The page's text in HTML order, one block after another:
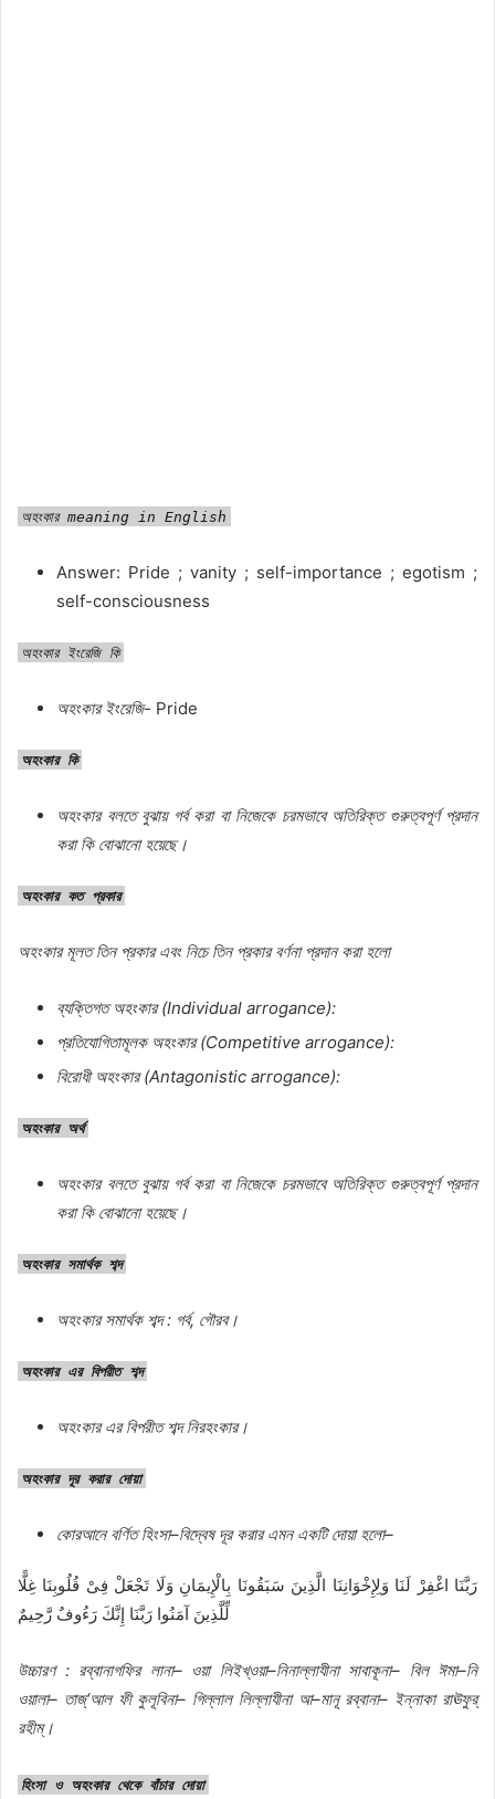
অহংকারmeaning in English
Answer: Pride ; vanity ; self-importance ; egotism ;
self-consciousness
অহংকার ইংরেজি কি
অহংকার ইংরেজি- Pride
অহংকার কি
অহংকার বলতে বুঝায় গর্ব করা বা নিজেকে চরমভাবে অতিরিক্ত গুরুত্বপূর্ণ প্রদান
করা কি বোঝানো হয়েছে।
অহংকার কত প্রকার
অহংকার মূলত তিন প্রকার এবং নিচে তিন প্রকার বর্ণনা প্রদান করা হলো
ব্যক্তিগত অহংকার(Individual arrogance):
প্রতিযোগিতামূলক অহংকার(Competitive arrogance):
বিরোধী অহংকার(Antagonistic arrogance):
অহংকার অর্থ
অহংকার বলতে বুঝায় গর্ব করা বা নিজেকে চরমভাবে অতিরিক্ত গুরুত্বপূর্ণ প্রদান
করা কি বোঝানো হয়েছে।
অহংকার সমার্থক শব্দ
অহংকার সমার্থক শব্দ : গর্ব, গৌরব।
অহংকার এর বিপরীত শব্দ
অহংকার এর বিপরীত শব্দ নিরহংকার।
অহংকার দূর করার দোয়া
কোরআনে বর্ণিত হিংসা–বিদ্বেষ দূর করার এমন একটি দোয়া হলো–
رَبَّنَا اغْفِرْ لَنَا وَلِإِخْوَانِنَا الَّذِينَ سَبَقُونَا بِالْإِيمَانِ وَلَا تَجْعَلْ فِىْ قُلُوبِنَا غِلًّا
لِّلَّذِينَ آمَنُوا رَبَّنَا إِنَّكَ رَءُوفٌ رَّحِيمٌ
উচ্চারণ: রব্বানাগফির লানা– ওয়া লিইখ্ওয়া–নিনাল্লাযীনা সাবাকূনা– বিল ঈমা–নি
ওয়ালা– তাজ্‘আল ফী কুলূবিনা– গিল্লাল লিল্লাযীনা আ–মানূ রব্বানা– ইন্নাকা রাঊফুর্
রহীম্।
হিংসা ও অহংকার থেকে বাঁচার দোয়া